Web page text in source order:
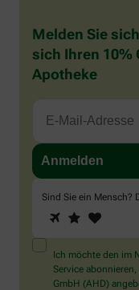
Melden Sie
sich Ihren 10%
Apotheke
Sind Sie ein Mensch?
Sind
Sie
ein
Mensch?
Dann
wählen
1 2
Ich möchte den im
Service
GmbH (AHD)